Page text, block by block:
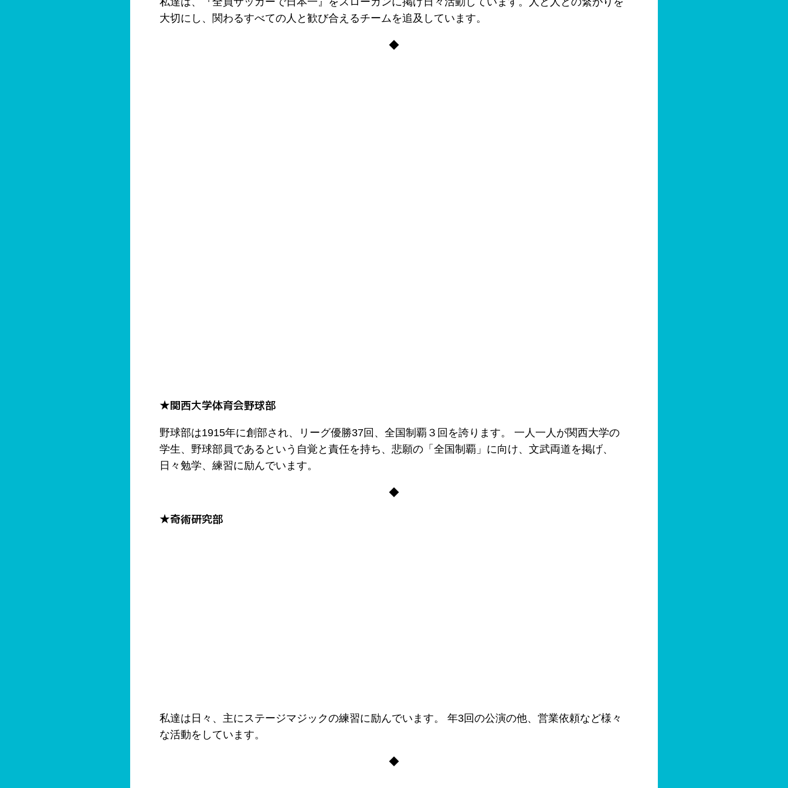
大切にし、関わるすべての人と歓び合えるチームを追及しています。
◆
★関西大学体育会野球部
野球部は1915年に創部され、リーグ優勝37回、全国制覇３回を誇ります。 一人一人が関西大学の
学生、野球部員であるという自覚と責任を持ち、悲願の「全国制覇」に向け、文武両道を掲げ、
日々勉学、練習に励んでいます。
◆
★奇術研究部
私達は日々、主にステージマジックの練習に励んでいます。 年3回の公演の他、営業依頼など様々
な活動をしています。
◆